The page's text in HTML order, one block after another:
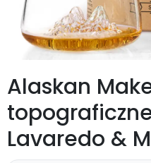
Alaskan
Lavaredo &